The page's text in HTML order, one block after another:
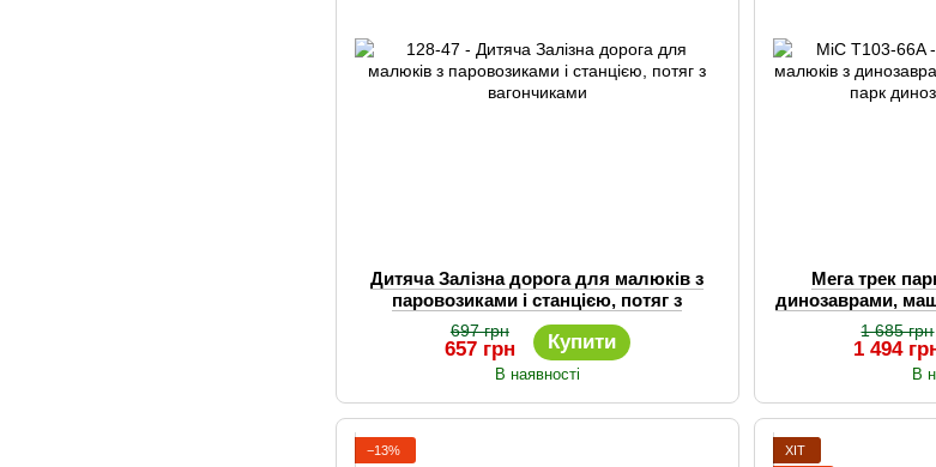
Дитяча Залізна дорога для малюків з
паровозиками і станцією, потяг з
вагончиками
697 грн
657 грн Купити
В наявності
Мега трек
динозаврами,
1 685 грн
1 494
В
−13%
ХІТ